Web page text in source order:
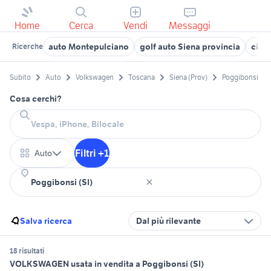
Home Cerca Vendi Messaggi
Ricerche auto Montepulciano golf auto Siena provincia
Subito Auto Volkswagen Toscana Siena (Prov) Poggibonsi
Cosa cerchi?
Auto Filtri +1
Salva ricerca Dal più rilevante
18 risultati
VOLKSWAGEN usata in vendita a Poggibonsi (SI)